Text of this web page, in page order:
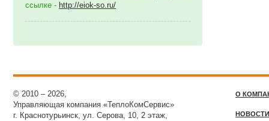
ссылке - http://eiok-so.ru/
© 2010 – 2026,
Управляющая компания «ТеплоКомСервис»
г. Краснотурьинск, ул. Серова, 10, 2 этаж,
О
НОВОСТИ